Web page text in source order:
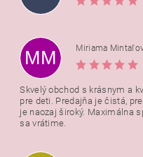
Vložením hodnotenie
podmienkami ochrany
MM
Miriama
Skvelý obchod s krásnym a
pre deti. Predajňa je čistá,
je naozaj široký. Maximálna
sa vrátime.